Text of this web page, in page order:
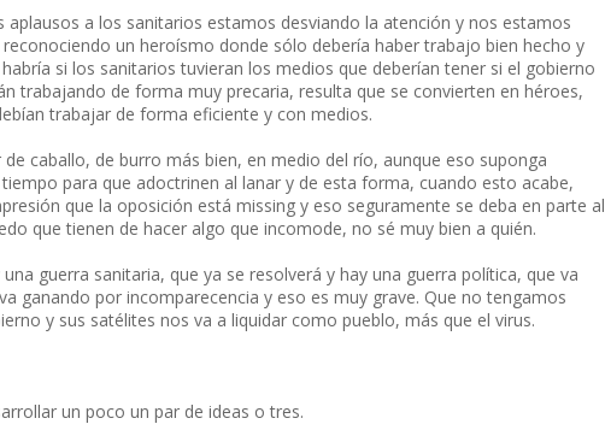
a los sanitarios estamos desviando la atención y nos estamos
un heroísmo donde sólo debería haber trabajo bien hecho y
si los sanitarios tuvieran los medios que deberían tener si el gobierno
trabajando de forma muy precaria, resulta que se convierten en héroes,
trabajar de forma eficiente y con medios.
caballo, de burro más bien, en medio del río, aunque eso suponga
para que adoctrinen al lanar y de esta forma, cuando esto acabe,
que la oposición está missing y eso seguramente se deba en parte al
que tienen de hacer algo que incomode, no sé muy bien a quién.
guerra sanitaria, que ya se resolverá y hay una guerra política, que va
ganando por incomparecencia y eso es muy grave. Que no tengamos
y sus satélites nos va a liquidar como pueblo, más que el virus.
un poco un par de ideas o tres.